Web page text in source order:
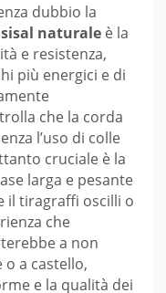
dubbio la
sisal naturale è la
e resistenza,
più energici e di
che la corda
l’uso di colle
cruciale è la
larga e pesante
il tiragraffi oscilli o
che
a non
a castello,
e la qualità dei